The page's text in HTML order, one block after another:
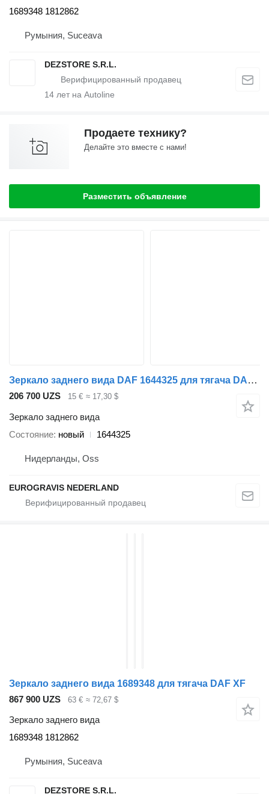
1689348 1812862
Румыния, Suceava
DEZSTORE S.R.L.
14 лет на Autoline
Продаете технику?
Делайте это вместе с нами!
Разместить объявление
Зеркало заднего вида DAF 1644325 для тягача DAF CF/XF
206 700 UZS 15 € ≈ 17,30 $
Зеркало заднего вида
Состояние новый 1644325
Нидерланды, Oss
EUROGRAVIS NEDERLAND
Зеркало заднего вида 1689348 для тягача DAF XF
867 900 UZS
63 € ≈ 72,67 $
Зеркало заднего вида
1689348 1812862
Румыния, Suceava
DEZSTORE S.R.L.